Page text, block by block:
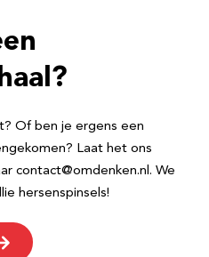
Of ben je ergens een
Laat het ons
contact@omdenken.nl. We
hersenspinsels!